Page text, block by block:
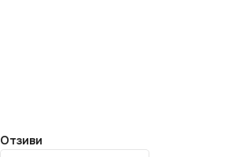
Отзиви